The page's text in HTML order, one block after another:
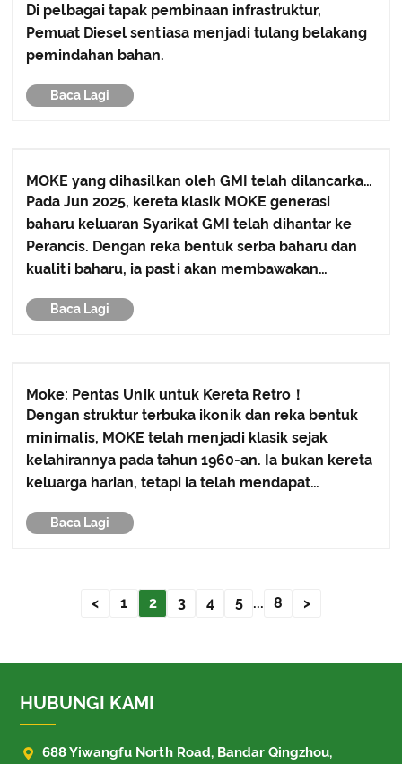
Di pelbagai tapak pembinaan infrastruktur,
Pemuat Diesel sentiasa menjadi tulang belakang
pemindahan bahan.
Baca Lagi
MOKE yang dihasilkan oleh GMI telah dilancarkan
di Perancis
Pada Jun 2025, kereta klasik MOKE generasi
baharu keluaran Syarikat GMI telah dihantar ke
Perancis. Dengan reka bentuk serba baharu dan
kualiti baharu, ia pasti akan membawakan
Baca Lagi
Moke: Pentas Unik untuk Kereta Retro！
Dengan struktur terbuka ikonik dan reka bentuk
minimalis, MOKE telah menjadi klasik sejak
kelahirannya pada tahun 1960-an. Ia bukan kereta
keluarga harian, tetapi ia telah mendapat
Baca Lagi
< 1 2 3 4 5 ... 8 >
HUBUNGI KAMI
 688 Yiwangfu North Road, Bandar Qingzhou,